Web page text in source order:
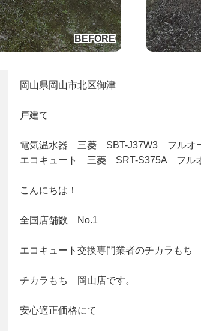
岡山県岡山市北区御津
戸建て
電気温水器 三菱 SBT-J37W3 フルオ
エコキュート 三菱 SRT-S375A フル
こんにちは！
全国店舗数 No.1
エコキュート交換専門業者のチカラもち
チカラもち 岡山店です。
安心適正価格にて